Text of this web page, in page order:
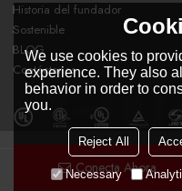
Conecta Ahora
Historia del fundador
Sostenible
BLOG
Contáctanos
Copyright © 2026WUXI SUN
We use cookies to
experience. They also
behavior in order to
you.
Reject All
Necessary